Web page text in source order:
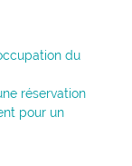
du
réservation
pour un